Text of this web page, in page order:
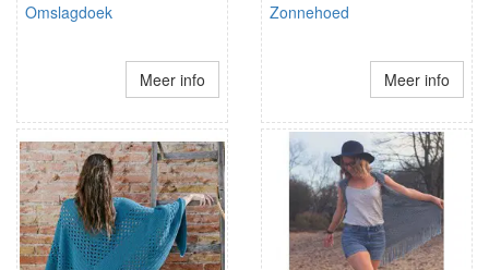
Omslagdoek
Meer info
Zonnehoed
Meer info